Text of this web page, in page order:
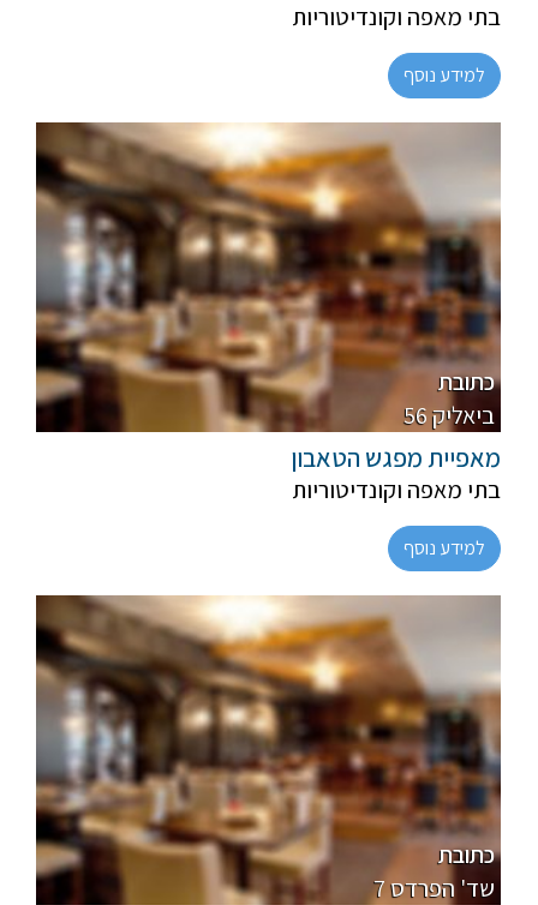
בתי מאפה וקונדיטוריות
למידע נוסף
מהדרין
פרווה, חלבי
כתובת
56 ביאליק
מאפיית מפגש הטאבון
בתי מאפה וקונדיטוריות
למידע נוסף
מהדרין
פרווה, חלבי
כתובת
7 שד' הפרדס